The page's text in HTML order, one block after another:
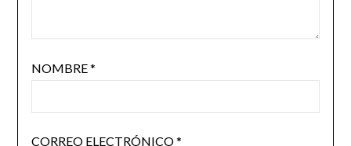
NOMBRE*
CORREO ELECTRÓNICO*